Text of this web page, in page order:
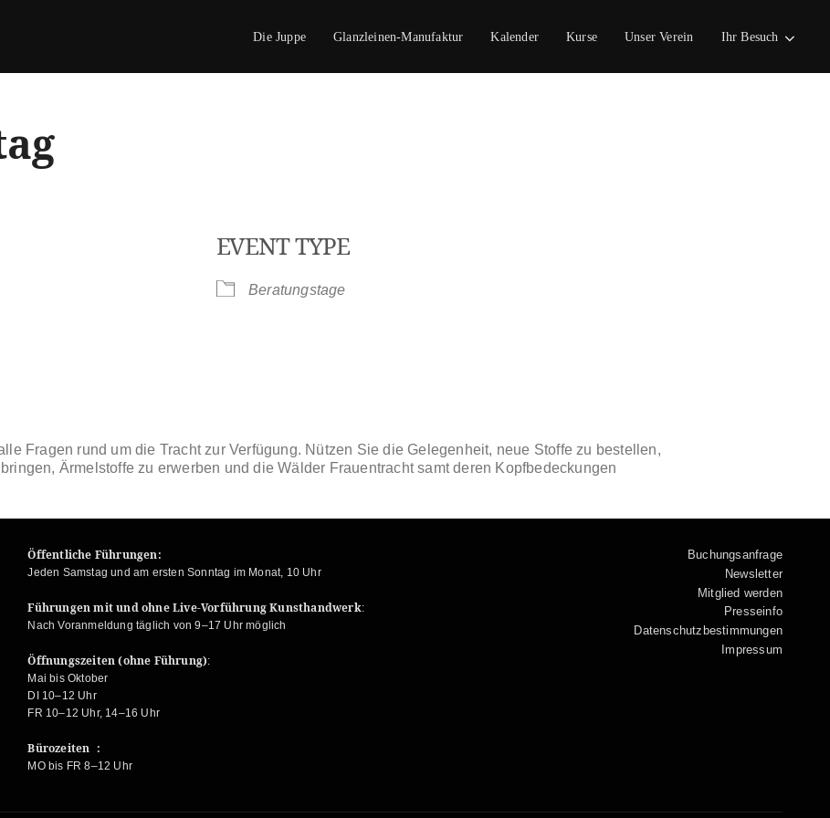
Die Juppe Glanzleinen-Manufaktur Kalender Kurse Unser Verein Ihr Besuch
EVENT TYPE
Beratungstage
Fragen rund um die Tracht zur Verfügung. Nützen Sie die Gelegenheit, neue Stoffe zu bestellen,
Ärmelstoffe zu erwerben und die Wälder Frauentracht samt deren Kopfbedeckungen
Öffentliche Führungen:
Jeden Samstag und am ersten Sonntag im Monat, 10 Uhr
Führungen mit und ohne Live-Vorführung Kunsthandwerk:
Nach Voranmeldung täglich von 9–17 Uhr möglich
Öffnungszeiten (ohne Führung):
Mai bis Oktober
DI 10–12 Uhr
FR 10–12 Uhr, 14–16 Uhr
Bürozeiten :
MO bis FR 8–12 Uhr
Buchungsanfrage
Newsletter
Mitglied werden
Presseinfo
Datenschutzbestimmungen
Impressum